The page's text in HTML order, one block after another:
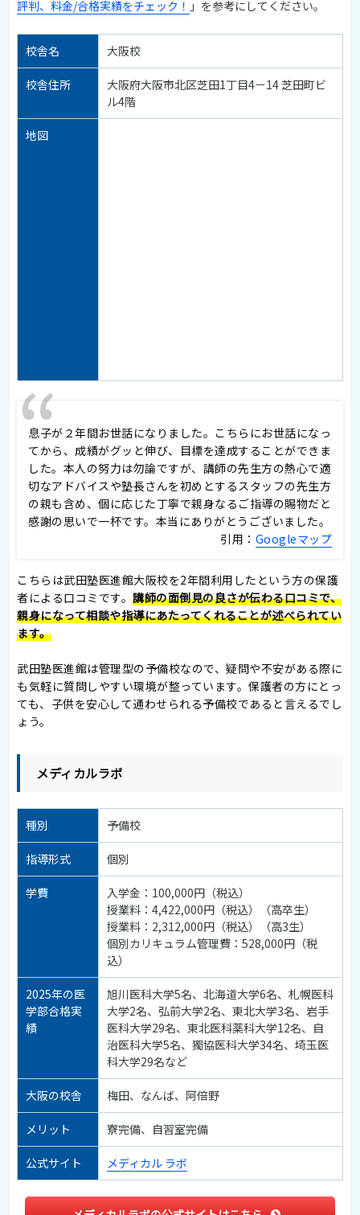
評判、料金/合格実績をチェック！ 」を参考にしてください。
校舎名 大阪校
校舎住所
大阪府大阪市北区芝田1丁目4－14 芝田町ビ
ル4階
地図
息子が２年間お世話になりました。こちらにお世話になっ
てから、成績がグッと伸び、目標を達成することができま
した。本人の努力は勿論ですが、講師の先生方の熱心で適
切なアドバイスや塾長さんを初めとするスタッフの先生方
の親も含め、個に応じた丁寧で親身なるご指導の賜物だと
感謝の思いで一杯です。本当にありがとうございました。
引用： Googleマップ
こちらは武田塾医進館大阪校を2年間利用したという方の保護
者による口コミです。 講師の面倒見の良さが伝わる口コミで、
親身になって相談や指導にあたってくれることが述べられてい
ます。
武田塾医進館は管理型の予備校なので、疑問や不安がある際に
も気軽に質問しやすい環境が整っています。保護者の方にとっ
ても、子供を安心して通わせられる予備校であると言えるでし
ょう。
メディカルラボ
種別 予備校
指導形式 個別
学費
入学金：100,000円（税込）
授業料：4,422,000円（税込）（高卒生）
授業料：2,312,000円（税込）（高3生）
個別カリキュラム管理費：528,000円（税
込）
2025年の医
学部合格実
績
旭川医科大学5名、北海道大学6名、札幌医科
大学2名、弘前大学2名、東北大学3名、岩手
医科大学29名、東北医科薬科大学12名、自
治医科大学5名、獨協医科大学34名、埼玉医
科大学29名など
大阪の校舎 梅田、なんば、阿倍野
メリット 寮完備、自習室完備
公式サイト メディカル ラボ